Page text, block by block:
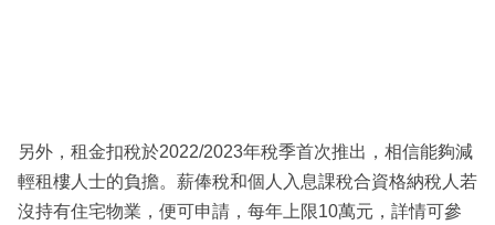
另外，租金扣稅於2022/2023年稅季首次推出，相信能夠減
輕租樓人士的負擔。薪俸稅和個人入息課稅合資格納稅人若
沒持有住宅物業，便可申請，每年上限10萬元，詳情可參